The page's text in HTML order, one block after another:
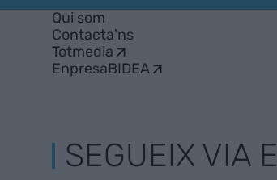
Qui som
Contacta'ns
Totmedia
EnpresaBIDEA
SEGUEIX VIA